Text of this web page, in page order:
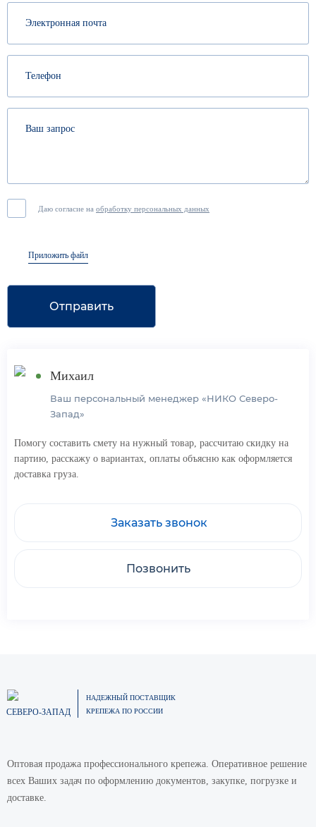
Даю согласие на обработку персональных данных
Приложить файл
Отправить
Михаил
Ваш персональный менеджер «НИКО Северо-
Запад»
Помогу составить смету на нужный товар, рассчитаю скидку на
партию, расскажу о вариантах, оплаты объясню как оформляется
доставка груза.
Заказать звонок
Позвонить
СЕВЕРО-ЗАПАД
НАДЕЖНЫЙ ПОСТАВЩИК
КРЕПЕЖА ПО РОССИИ
Оптовая продажа профессионального крепежа. Оперативное решение
всех Ваших задач по оформлению документов, закупке, погрузке и
доставке.